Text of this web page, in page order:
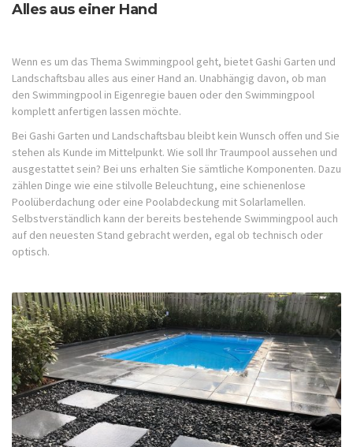
Alles aus einer Hand
Wenn es um das Thema Swimmingpool geht, bietet Gashi Garten und
Landschaftsbau alles aus einer Hand an. Unabhängig davon, ob man
den Swimmingpool in Eigenregie bauen oder den Swimmingpool
komplett anfertigen lassen möchte.
Bei Gashi Garten und Landschaftsbau bleibt kein Wunsch offen und Sie
stehen als Kunde im Mittelpunkt. Wie soll Ihr Traumpool aussehen und
ausgestattet sein? Bei uns erhalten Sie sämtliche Komponenten. Dazu
zählen Dinge wie eine stilvolle Beleuchtung, eine schienenlose
Poolüberdachung oder eine Poolabdeckung mit Solarlamellen.
Selbstverständlich kann der bereits bestehende Swimmingpool auch
auf den neuesten Stand gebracht werden, egal ob technisch oder
optisch.